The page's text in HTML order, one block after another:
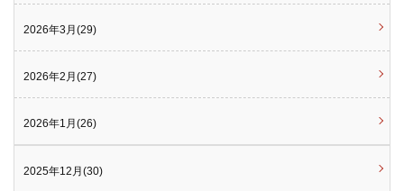
2026年3月(29)
2026年2月(27)
2026年1月(26)
2025年12月(30)